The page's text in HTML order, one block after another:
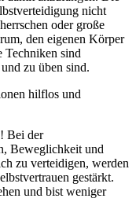
nicht
oder große
den eigenen Körper
Techniken sind
zu üben sind.
hilflos und
Bei der
Beweglichkeit und
zu verteidigen, werden
gestärkt.
und bist weniger